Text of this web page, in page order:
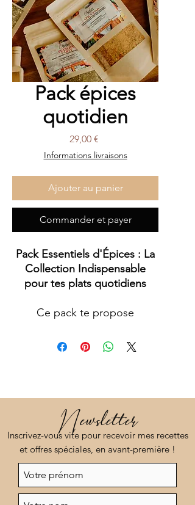
Pack épices
quotidien
29,00 €Prix
Informations livraisons
Ajouter au panier
Commander et payer
Pack Essentiels d'Épices : La
Collection Indispensable
pour tes plats quotidiens
Ce pack te propose
essentielles à avoir dans ta
- Mix Plancha :
L'incontournable pour
rehausser tous tes plats.
agrémenter toutes tes
salades composées.
Newsletter
Inscrivez-vous vite pour recevoir mes recettes
et offres spéciales, en avant-première !